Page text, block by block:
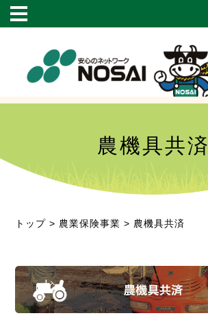
農機具共済
トップ > 農業保険事業 > 農機具共済